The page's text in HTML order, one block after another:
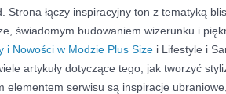
Strona łączy inspiracyjny ton z tematyką
świadomym budowaniem wizerunku i
i Nowości w Modzie Plus Size i Lifestyle i
artykuły dotyczące tego, jak tworzyć
elementem serwisu są inspiracje